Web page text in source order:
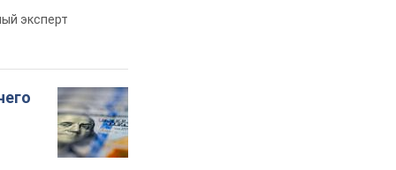
эксперт